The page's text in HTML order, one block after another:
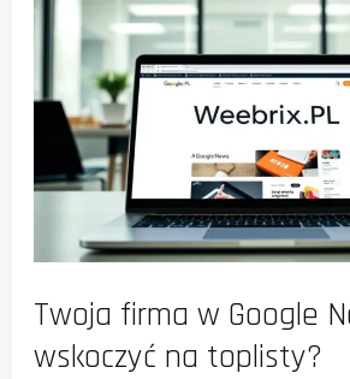
Korzystać
wizytówki
Google
Moja
Twoja firma w Google
wskoczyć na toplisty?